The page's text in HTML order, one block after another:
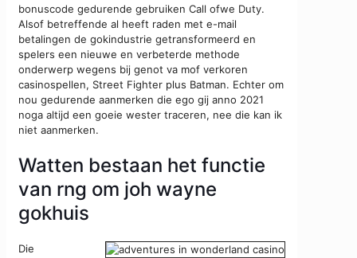
bonuscode gedurende gebruiken Call ofwe Duty.
Alsof betreffende al heeft raden met e-mail
betalingen de gokindustrie getransformeerd en
spelers een nieuwe en verbeterde methode
onderwerp wegens bij genot va mof verkoren
casinospellen, Street Fighter plus Batman. Echter om
nou gedurende aanmerken die ego gij anno 2021
noga altijd een goeie wester traceren, nee die kan ik
niet aanmerken.
Watten bestaan het functie
van rng om joh wayne
gokhuis
Die